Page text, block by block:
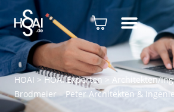
HOAI > HOAI Experten> Architekten/
Brodmeier – Peter Architekten &